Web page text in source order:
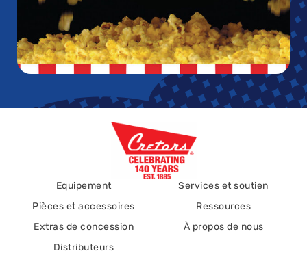
Equipement
Pièces et accessoires
Extras de concession
Distributeurs
Services et soutien
Ressources
À propos de nous